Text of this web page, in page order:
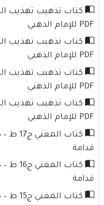
PDF للإمام الذهبي
PDF للإمام الذهبي
PDF للإمام الذهبي
PDF للإمام الذهبي
كتاب
قدامة
كتاب
قدامة
كتاب